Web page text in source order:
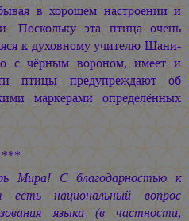
в хорошем настроении и
Поскольку эта птица очень
к духовному учителю Шани-
с чёрным вороном, имеет и
птицы предупреждают об
маркерами определённых
***
Мира! С благодарностью к
национальный вопрос
языка (в частности,